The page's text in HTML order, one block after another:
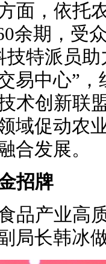
面，依托
余期，受
技特派员
易中心”
术创新联
域促动农
合发展。
招牌
品产业高
局长韩冰